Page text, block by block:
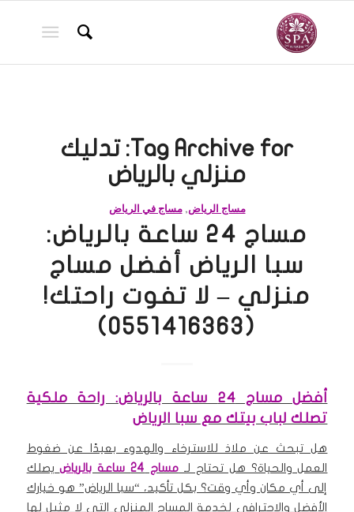
Tag Archive for: تدليك
منزلي بالرياض
مساج الرياض,مساج في الرياض
مساج 24 ساعة بالرياض:
سبا الرياض أفضل مساج
منزلي – لا تفوت راحتك!
(0551416363)
أفضل مساج 24 ساعة بالرياض: راحة ملكية
تصلك لباب بيتك مع سبا الرياض
هل تبحث عن ملاذ للاسترخاء والهدوء بعيدًا عن ضغوط
العمل والحياة؟ هل تحتاج لـ مساج 24 ساعة ب الرياضيصلك
إلى أي مكان وأي وقت؟ بكل تأكيد، “سبا الرياض” هو خيارك
الأفضل والاحترافي لخدمة المساج المنزلي التي لا مثيل لها